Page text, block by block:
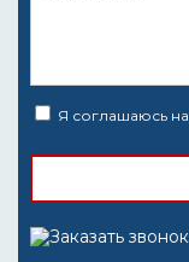
Я соглашаюсь на